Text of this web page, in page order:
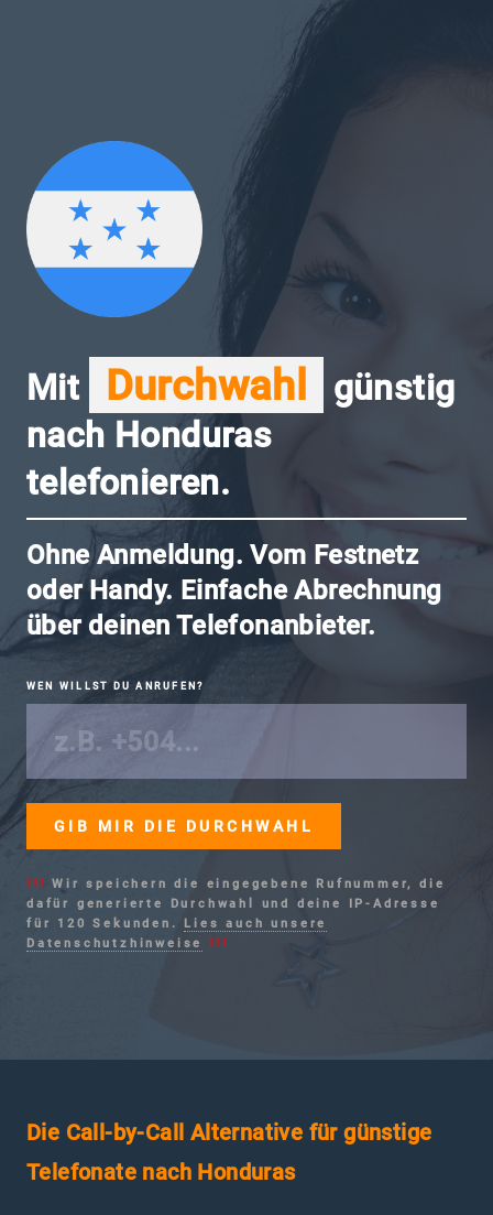
Mit Durchwahl
günstig
nach Honduras
telefonieren.
Ohne Anmeldung. Vom Festnetz
oder Handy. Einfache Abrechnung
über deinen Telefonanbieter.
WEN WILLST DU ANRUFEN?
!!!
Wir speichern die eingegebene Rufnummer, die
dafür generierte Durchwahl und deine IP-Adresse
für 120 Sekunden. Lies auch unsere
Datenschutzhinweise
!!!
Die Call-by-Call Alternative für günstige
Telefonate nach Honduras